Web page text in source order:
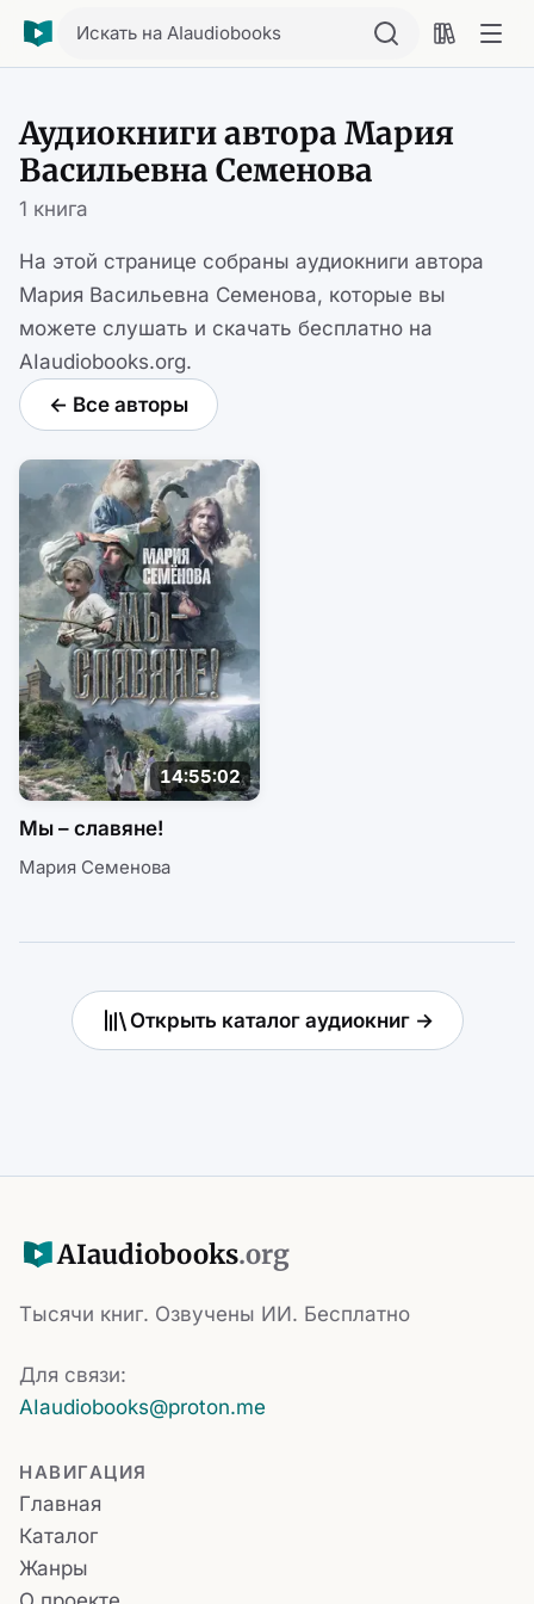
Искать на AIaudiobooks
Аудиокниги автора Мария
Васильевна Семенова
1 книга
На этой странице собраны аудиокниги автора
Мария Васильевна Семенова, которые вы
можете слушать и скачать бесплатно на
AIaudiobooks.org.
← Все авторы
14:55:02
Мы – славяне!
Мария Семенова
Открыть каталог аудиокниг →
AIaudiobooks.org
Тысячи книг. Озвучены ИИ. Бесплатно
Для связи:
AIaudiobooks@proton.me
НАВИГАЦИЯ
Главная
Каталог
Жанры